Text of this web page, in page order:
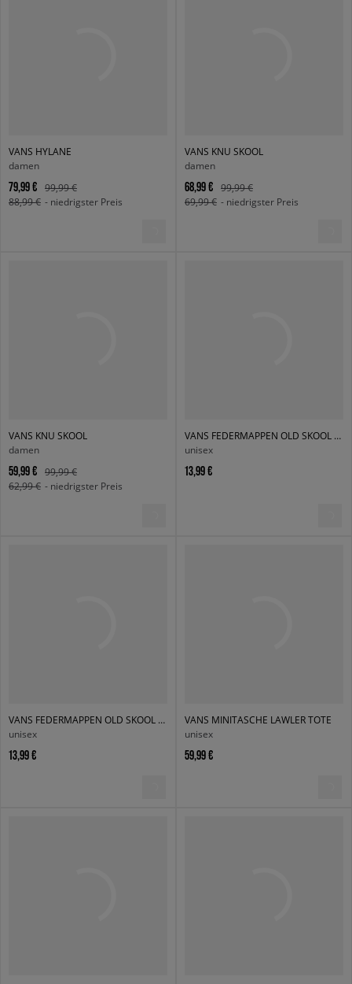
VANS HYLANE
damen
79,99 €
99,99 €
88,99 € - niedrigster Preis
VANS KNU SKOOL
damen
68,99 €
99,99 €
69,99 € - niedrigster Preis
VANS KNU SKOOL
damen
59,99 €
99,99 €
62,99 € - niedrigster Preis
VANS FEDERMAPPEN OLD SKOOL PENCIL POUCH
unisex
13,99 €
VANS FEDERMAPPEN OLD SKOOL PENCIL POUCH
unisex
13,99 €
VANS MINITASCHE LAWLER TOTE
unisex
59,99 €